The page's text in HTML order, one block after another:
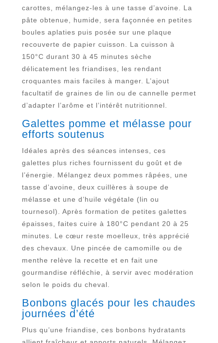
carottes, mélangez-les à une tasse d’avoine. La
pâte obtenue, humide, sera façonnée en petites
boules aplaties puis posée sur une plaque
recouverte de papier cuisson. La cuisson à
150°C durant 30 à 45 minutes sèche
délicatement les friandises, les rendant
croquantes mais faciles à manger. L’ajout
facultatif de graines de lin ou de cannelle permet
d’adapter l’arôme et l’intérêt nutritionnel.
Galettes pomme et mélasse pour
efforts soutenus
Idéales après des séances intenses, ces
galettes plus riches fournissent du goût et de
l’énergie. Mélangez deux pommes râpées, une
tasse d’avoine, deux cuillères à soupe de
mélasse et une d’huile végétale (lin ou
tournesol). Après formation de petites galettes
épaisses, faites cuire à 180°C pendant 20 à 25
minutes. Le cœur reste moelleux, très apprécié
des chevaux. Une pincée de camomille ou de
menthe relève la recette et en fait une
gourmandise réfléchie, à servir avec modération
selon le poids du cheval.
Bonbons glacés pour les chaudes
journées d’été
Plus qu’une friandise, ces bonbons hydratants